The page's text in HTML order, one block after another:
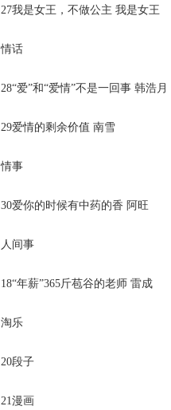
27我是女王，不做公主 我是女王
情话
28“爱”和“爱情”不是一回事 韩浩月
29爱情的剩余价值 南雪
情事
30爱你的时候有中药的香 阿旺
人间事
18“年薪”365斤苞谷的老师 雷成
淘乐
20段子
21漫画